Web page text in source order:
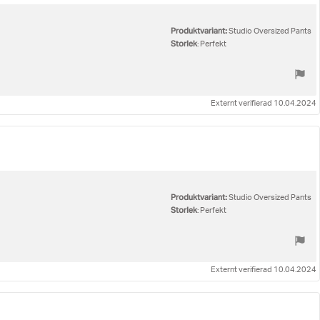
Produktvariant:Studio Oversized Pants
Storlek: Perfekt
Externt verifierad 10.04.2024
Produktvariant:Studio Oversized Pants
Storlek: Perfekt
Externt verifierad 10.04.2024